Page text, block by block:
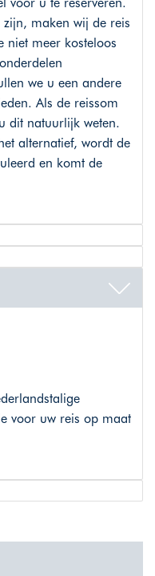
maken wij de reis
niet meer kosteloos
we u een andere
Als de reissom
dit natuurlijk weten.
alternatief, wordt de
en komt de
voor uw reis op maat